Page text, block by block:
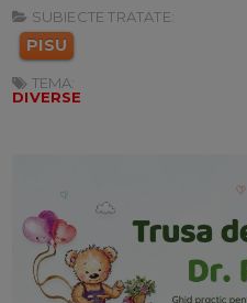
SUBIECTE TRATATE:
PISU
TEMA:
DIVERSE